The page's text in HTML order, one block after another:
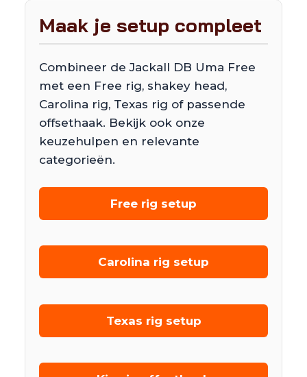
Maak je setup compleet
Combineer de Jackall DB Uma Free
met een Free rig, shakey head,
Carolina rig, Texas rig of passende
offsethaak. Bekijk ook onze
keuzehulpen en relevante
categorieën.
Free rig setup
Carolina rig setup
Texas rig setup